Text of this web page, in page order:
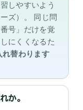
しやすいよう
ズ）。
同じ問
号」だけを覚
にくくなるた
れ替わります
か。